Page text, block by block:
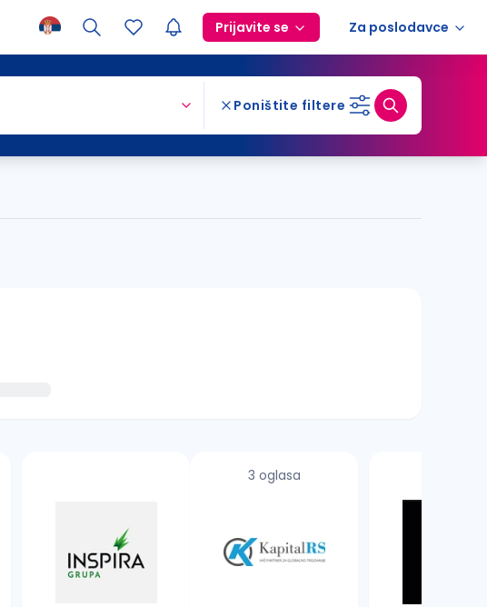
Prijavite se Za poslodavce
Poništite filtere
3 oglasa